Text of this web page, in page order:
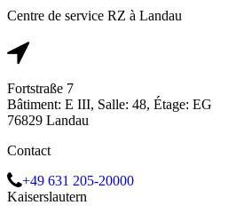
Centre de service RZ à Landau
Fortstraße 7
Bâtiment: E III, Salle: 48, Étage: EG
76829 Landau
Contact
+49 631 205-20000
Kaiserslautern